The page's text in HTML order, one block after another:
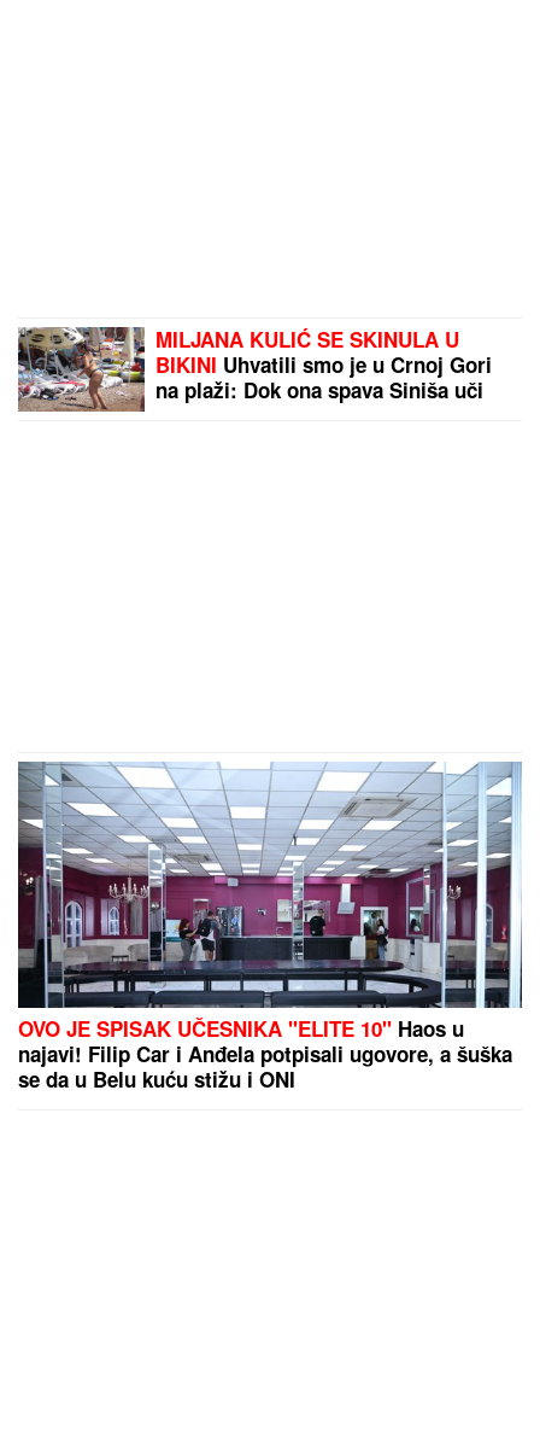
MILJANA KULIĆ SE SKINULA U
BIKINI Uhvatili smo je u Crnoj Gori
na plaži: Dok ona spava Siniša uči
OVO JE SPISAK UČESNIKA "ELITE 10" Haos u
najavi! Filip Car i Anđela potpisali ugovore, a šuška
se da u Belu kuću stižu i ONI